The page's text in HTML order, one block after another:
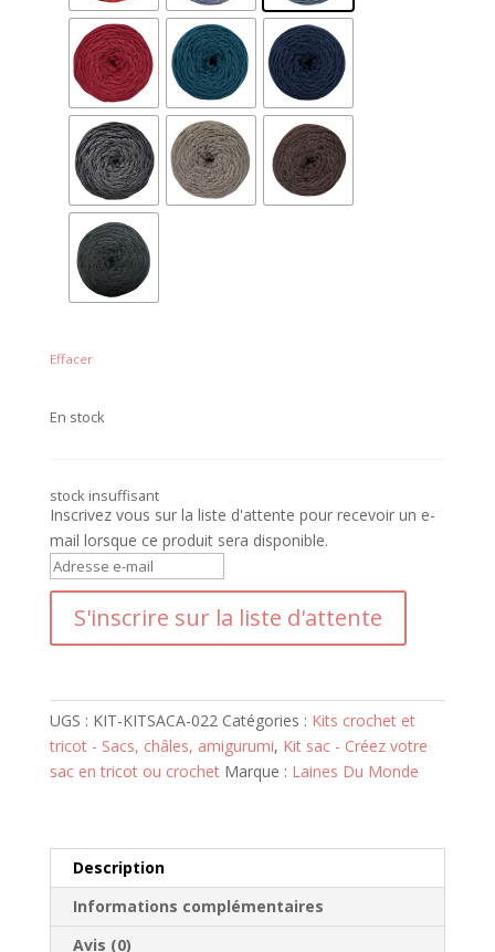
Effacer
En stock
stock insuffisant
Inscrivez vous sur la liste d'attente pour recevoir un e-
mail lorsque ce produit sera disponible.
S
a
s
s
e
z
t
a
S'inscrire sur la liste d'attente
UGS : KIT-KITSACA-022 Catégories : Kits crochet et
tricot - Sacs, châles, amigurumi, Kit sac - Créez votre
sac en tricot ou crochet Marque : Laines Du Monde
Description
Informations complémentaires
Avis (0)